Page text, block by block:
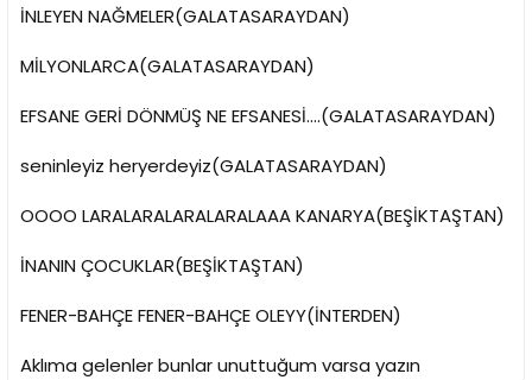
İNLEYEN NAĞMELER(GALATASARAYDAN)
MİLYONLARCA(GALATASARAYDAN)
EFSANE GERİ DÖNMÜŞ NE EFSANESİ....(GALATASARAYDAN)
seninleyiz heryerdeyiz(GALATASARAYDAN)
OOOO LARALARALARALARALAAA KANARYA(BEŞİKTAŞTAN)
İNANIN ÇOCUKLAR(BEŞİKTAŞTAN)
FENER-BAHÇE FENER-BAHÇE OLEYY(İNTERDEN)
Aklıma gelenler bunlar unuttuğum varsa yazın